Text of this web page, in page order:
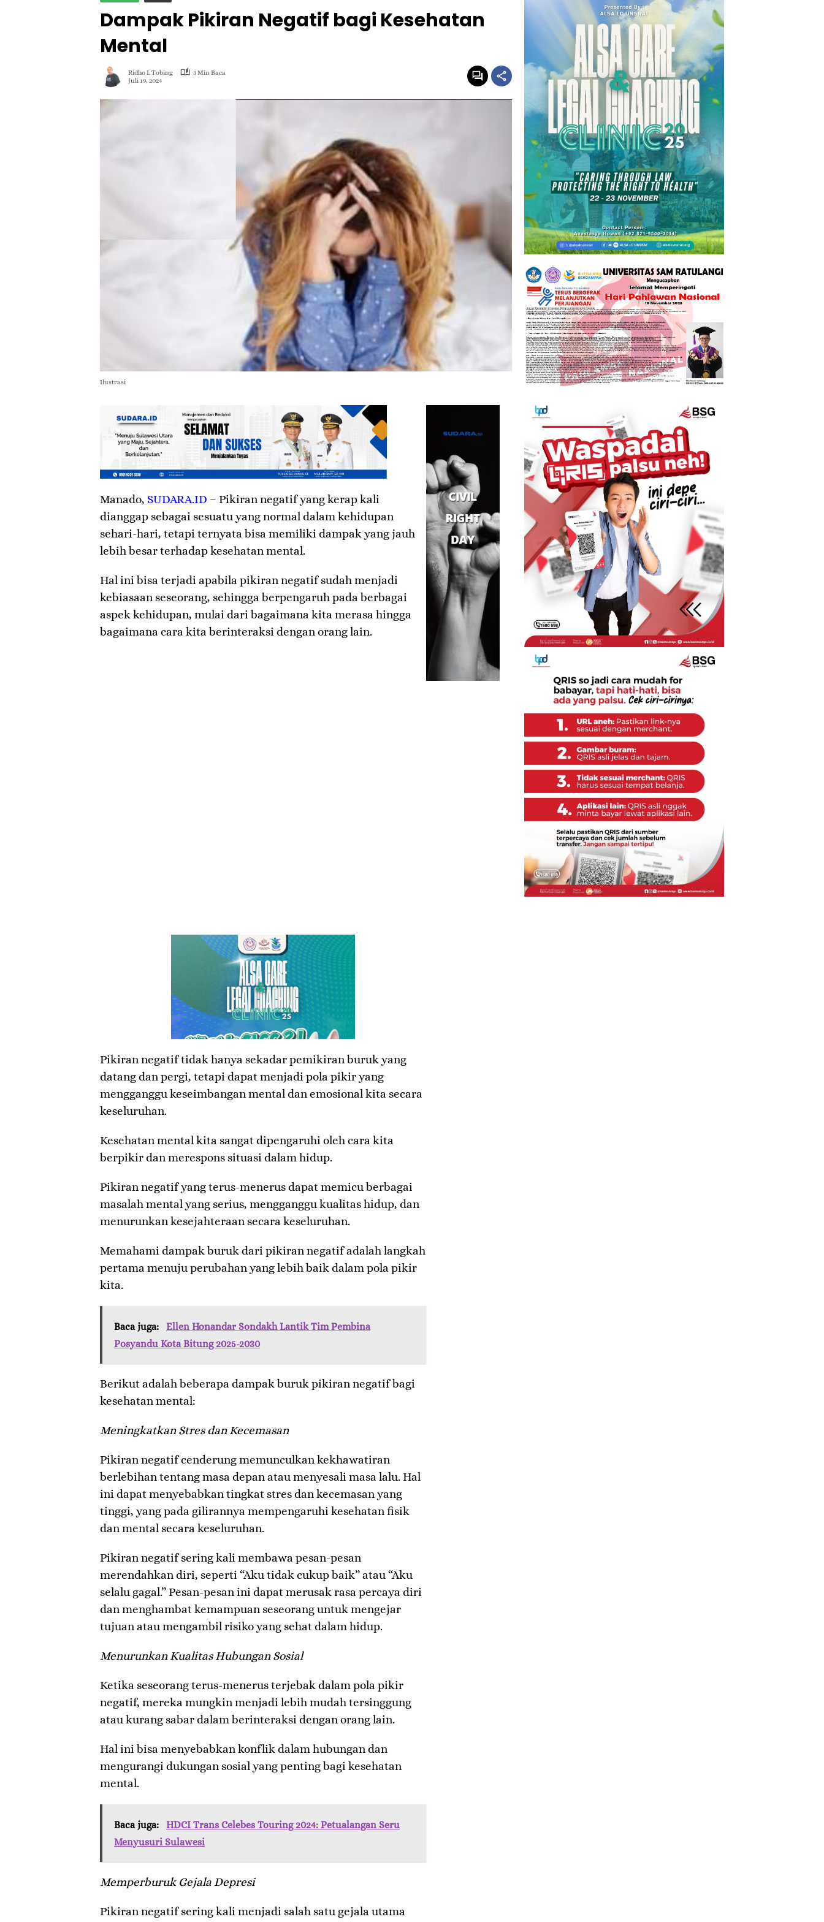
Dampak Pikiran Negatif bagi Kesehatan
Mental
Ridho L Tobing
3 Min Baca
Juli 19, 2024
Ilustrasi
Manado, SUDARA.ID – Pikiran negatif yang kerap kali
dianggap sebagai sesuatu yang normal dalam kehidupan
sehari-hari, tetapi ternyata bisa memiliki dampak yang jauh
lebih besar terhadap kesehatan mental.
Hal ini bisa terjadi apabila pikiran negatif sudah menjadi
kebiasaan seseorang, sehingga berpengaruh pada berbagai
aspek kehidupan, mulai dari bagaimana kita merasa hingga
bagaimana cara kita berinteraksi dengan orang lain.
Pikiran negatif tidak hanya sekadar pemikiran buruk yang
datang dan pergi, tetapi dapat menjadi pola pikir yang
mengganggu keseimbangan mental dan emosional kita secara
keseluruhan.
Kesehatan mental kita sangat dipengaruhi oleh cara kita
berpikir dan merespons situasi dalam hidup.
Pikiran negatif yang terus-menerus dapat memicu berbagai
masalah mental yang serius, mengganggu kualitas hidup, dan
menurunkan kesejahteraan secara keseluruhan.
Memahami dampak buruk dari pikiran negatif adalah langkah
pertama menuju perubahan yang lebih baik dalam pola pikir
kita.
Baca juga:
Ellen Honandar Sondakh Lantik Tim Pembina
Posyandu Kota Bitung 2025-2030
Berikut adalah beberapa dampak buruk pikiran negatif bagi
kesehatan mental:
Meningkatkan Stres dan Kecemasan
Pikiran negatif cenderung memunculkan kekhawatiran
berlebihan tentang masa depan atau menyesali masa lalu. Hal
ini dapat menyebabkan tingkat stres dan kecemasan yang
tinggi, yang pada gilirannya mempengaruhi kesehatan fisik
dan mental secara keseluruhan.
Pikiran negatif sering kali membawa pesan-pesan
merendahkan diri, seperti “Aku tidak cukup baik” atau “Aku
selalu gagal.” Pesan-pesan ini dapat merusak rasa percaya diri
dan menghambat kemampuan seseorang untuk mengejar
tujuan atau mengambil risiko yang sehat dalam hidup.
Menurunkan Kualitas Hubungan Sosial
Ketika seseorang terus-menerus terjebak dalam pola pikir
negatif, mereka mungkin menjadi lebih mudah tersinggung
atau kurang sabar dalam berinteraksi dengan orang lain.
Hal ini bisa menyebabkan konflik dalam hubungan dan
mengurangi dukungan sosial yang penting bagi kesehatan
mental.
Baca juga:
HDCI Trans Celebes Touring 2024: Petualangan Seru
Menyusuri Sulawesi
Memperburuk Gejala Depresi
Pikiran negatif sering kali menjadi salah satu gejala utama